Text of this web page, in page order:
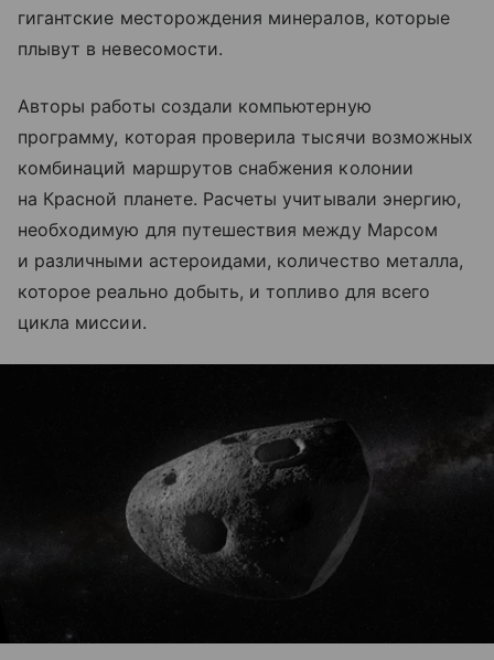
гигантские месторождения минералов, которые
плывут в невесомости.
Авторы работы создали компьютерную
программу, которая проверила тысячи возможных
комбинаций маршрутов снабжения колонии
на Красной планете. Расчеты учитывали энергию,
необходимую для путешествия между Марсом
и различными астероидами, количество металла,
которое реально добыть, и топливо для всего
цикла миссии.